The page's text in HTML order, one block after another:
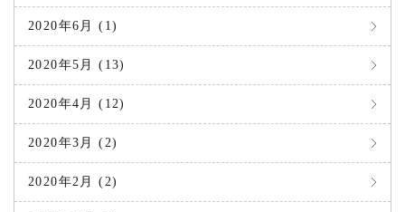
2020年6月 (1)
2020年5月 (13)
2020年4月 (12)
2020年3月 (2)
2020年2月 (2)